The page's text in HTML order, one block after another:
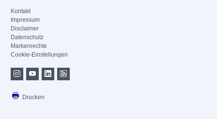
Kontakt
Impressum
Disclaimer
Datenschutz
Markenrechte
Cookie-Einstellungen
Drucken